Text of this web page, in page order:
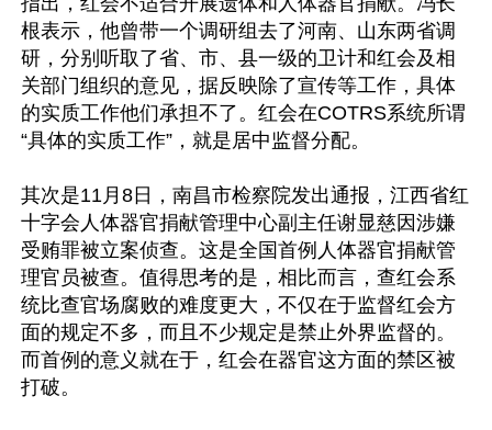
根表示，他曾带一个调研组去了河南、山东两省调
研，分别听取了省、市、县一级的卫计和红会及相
关部门组织的意见，据反映除了宣传等工作，具体
的实质工作他们承担不了。红会在COTRS系统所谓
“具体的实质工作”，就是居中监督分配。
其次是11月8日，南昌市检察院发出通报，江西省红
十字会人体器官捐献管理中心副主任谢显慈因涉嫌
受贿罪被立案侦查。这是全国首例人体器官捐献管
理官员被查。值得思考的是，相比而言，查红会系
统比查官场腐败的难度更大，不仅在于监督红会方
面的规定不多，而且不少规定是禁止外界监督的。
而首例的意义就在于，红会在器官这方面的禁区被
打破。